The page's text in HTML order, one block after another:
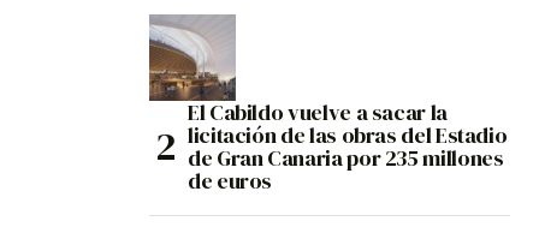
El Cabildo vuelve a sacar la
licitación de las obras del Estadio
de Gran Canaria por 235 millones
de euros